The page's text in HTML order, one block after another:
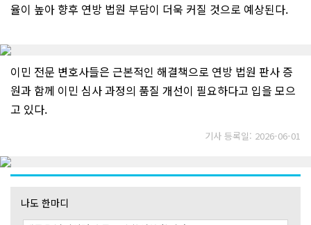
율이 높아 향후 연방 법원 부담이 더욱 커질 것으로 예상된다.
이민 전문 변호사들은 근본적인 해결책으로 연방 법원 판사 증
원과 함께 이민 심사 과정의 품질 개선이 필요하다고 입을 모으
고 있다.
기사 등록일: 2026-06-01
나도 한마디